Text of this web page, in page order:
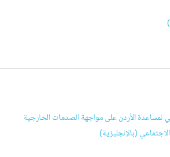
لمساعدة الأردن على مواجهة الصدمات الخارجية
(بالإنجليزية)